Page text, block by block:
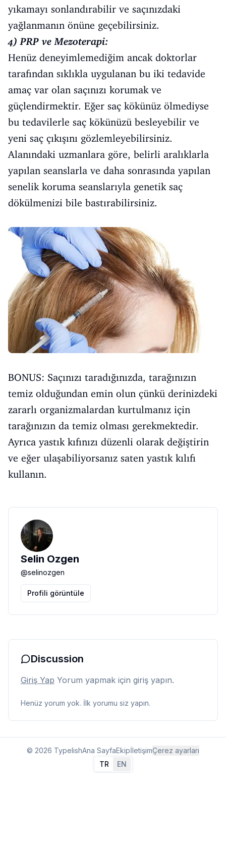
yıkamayı sonlandırabilir ve saçınızdaki
yağlanmanın önüne geçebilirsiniz.
4) PRP ve Mezoterapi:
Henüz deneyimlemediğim ancak doktorlar
tarafından sıklıkla uygulanan bu iki tedavide
amaç var olan saçınızı korumak ve
güçlendirmektir. Eğer saç kökünüz ölmediyse
bu tedavilerle saç kökünüzü besleyebilir ve
yeni saç çıkışını gözlemleyebilirsiniz.
Alanındaki uzmanlara göre, belirli aralıklarla
yapılan seanslarla ve daha sonrasında yapılan
senelik koruma seanslarıyla genetik saç
dökülmenizi bile bastırabilirsiniz.
BONUS: Saçınızı taradığınızda, tarağınızın
temiz olduğundan emin olun çünkü derinizdeki
zararlı organizmalardan kurtulmanız için
tarağınızın da temiz olması gerekmektedir.
Ayrıca yastık kıfınızı düzenli olarak değiştirin
ve eğer ulaşabiliyorsanız saten yastık kılıfı
kullanın.
Selin Ozgen
@selinozgen
Profili görüntüle
Discussion
Giriş Yap Yorum yapmak için giriş yapın.
Henüz yorum yok. İlk yorumu siz yapın.
© 2026 TypelishAna SayfaEkipİletişimÇerez ayarları
DilTR EN